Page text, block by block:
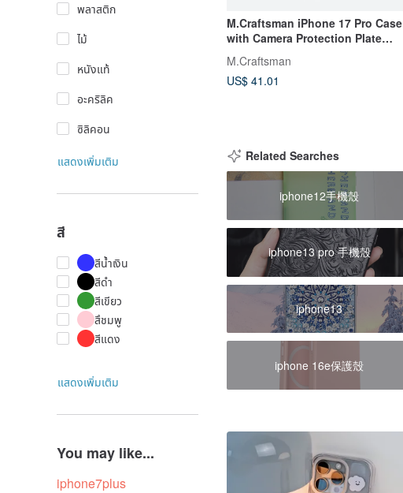
พลาสติก
ไม้
หนังแท้
อะคริลิค
ซิลิคอน
แสดงเพิ่มเติม
สี
สีน้ำเงิน
สีดำ
สีเขียว
สึชมพู
สีแดง
แสดงเพิ่มเติม
You may like...
iphone7plus
M.Craftsman iPhone 17 Pro Case
with Camera Protection Plate
Combo
M.Craftsman
US$ 41.01
Related Searches
iphone12手機殼
iphone13 pro 手機殼
iphone13
iphone 16e保護殼